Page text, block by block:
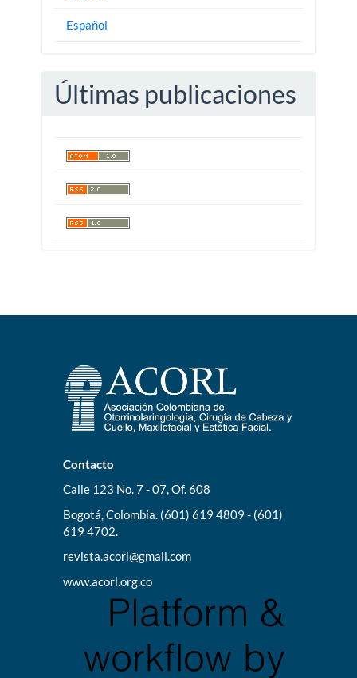
Español
Últimas publicaciones
Contacto
Calle 123 No. 7 - 07, Of. 608
Bogotá, Colombia. (601) 619 4809 - (601)
619 4702.
revista.acorl@gmail.com
www.acorl.org.co